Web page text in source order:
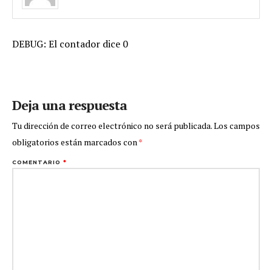
DEBUG: El contador dice 0
Deja una respuesta
Tu dirección de correo electrónico no será publicada.Los campos
obligatorios están marcados con*
COMENTARIO *